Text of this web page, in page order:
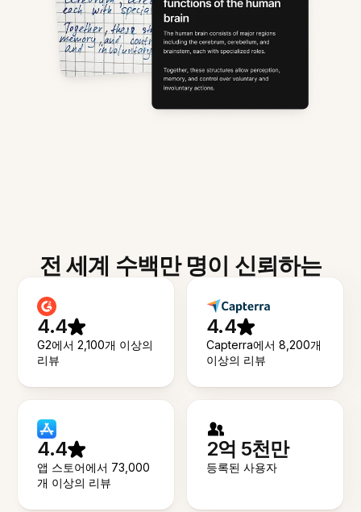
전 세계 수백만 명이 신뢰하는
4.4
G2에서 2,100개 이상의
리뷰
4.4
Capterra에서 8,200개
이상의 리뷰
4.4
앱 스토어에서 73,000
개 이상의 리뷰
2억 5천만
등록된 사용자